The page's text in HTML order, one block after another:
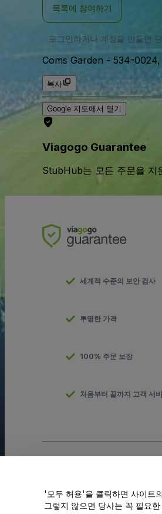
소
목록에 참여하기
로그인하거나 계정을 만들면
Coms Garden - 534-0024,
복사
Google 지도에서 열기
Viagogo Guarantee
StubHub는 모든 주문을 지
세계적 수준의 보안 검사
투명한 가격
100% 주문 보장
처음부터 끝까지 고객 서
개인 정보 공유 금지/개인 정보 보호
'모두 허용'을 클릭하면 사이트
그렇지 않으면 당사는 꼭 필요